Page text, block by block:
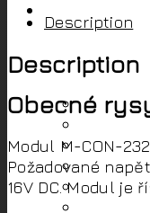
Systém Ampio
Brány a
Zahrada
Description
Description
Obecné
Modul M-CON-
Požadované
16V DC. Modul je